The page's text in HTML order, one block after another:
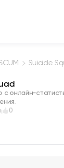
Suicide
с онлайн-
0